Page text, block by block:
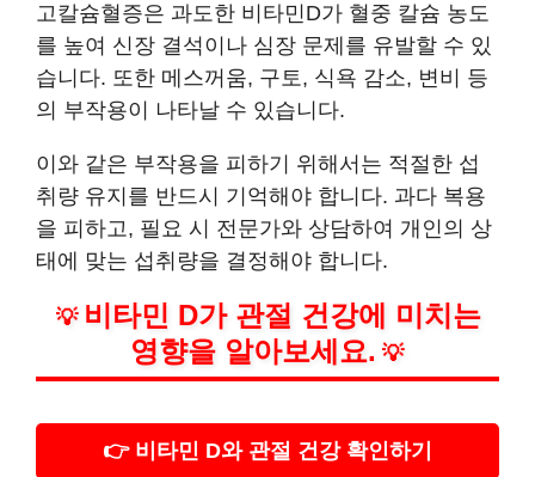
고칼슘혈증은 과도한 비타민D가 혈중 칼슘 농도
를 높여 신장 결석이나 심장 문제를 유발할 수 있
습니다. 또한 메스꺼움, 구토, 식욕 감소, 변비 등
의 부작용이 나타날 수 있습니다.
이와 같은 부작용을 피하기 위해서는 적절한 섭
취량 유지를 반드시 기억해야 합니다. 과다 복용
을 피하고, 필요 시 전문가와 상담하여 개인의 상
태에 맞는 섭취량을 결정해야 합니다.
💡 비타민 D가 관절 건강에 미치는
영향을 알아보세요. 💡
👉 비타민 D와 관절 건강 확인하기